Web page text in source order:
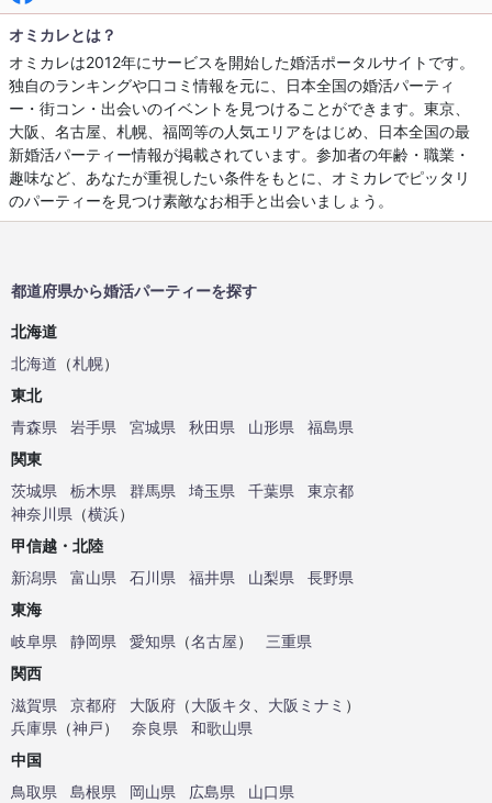
オミカレとは？
オミカレは2012年にサービスを開始した婚活ポータルサイトです。
独自のランキングや口コミ情報を元に、日本全国の婚活パーティ
ー・街コン・出会いのイベントを見つけることができます。東京、
大阪、名古屋、札幌、福岡等の人気エリアをはじめ、日本全国の最
新婚活パーティー情報が掲載されています。参加者の年齢・職業・
趣味など、あなたが重視したい条件をもとに、オミカレでピッタリ
のパーティーを見つけ素敵なお相手と出会いましょう。
都道府県から婚活パーティーを探す
北海道
北海道 （札幌）
東北
青森県
岩手県 宮城県 秋田県 山形県
福島県
関東
茨城県
栃木県 群馬県 埼玉県 千葉県
東京都
神奈川県 （横浜）
甲信越・北陸
新潟県
富山県 石川県 福井県 山梨県
長野県
東海
岐阜県
静岡県 愛知県 （名古屋）
三重県
関西
滋賀県
京都府 大阪府 （大阪キタ 大阪ミナミ ）
兵庫県 （神戸） 奈良県
和歌山県
中国
鳥取県
島根県 岡山県 広島県
山口県